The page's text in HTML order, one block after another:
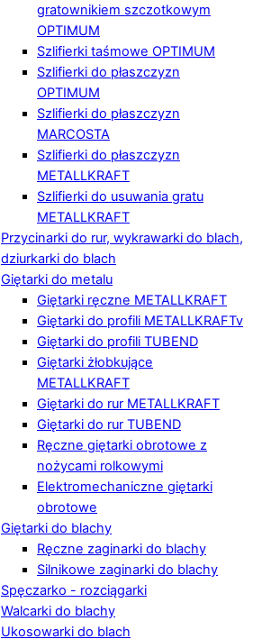
gratownikiem szczotkowym
OPTIMUM
Szlifierki taśmowe OPTIMUM
Szlifierki do płaszczyzn
OPTIMUM
Szlifierki do płaszczyzn
MARCOSTA
Szlifierki do płaszczyzn
METALLKRAFT
Szlifierki do usuwania gratu
METALLKRAFT
Przycinarki do rur, wykrawarki do blach,
dziurkarki do blach
Giętarki do metalu
Giętarki ręczne METALLKRAFT
Giętarki do profili METALLKRAFTv
Giętarki do profili TUBEND
Giętarki żłobkujące
METALLKRAFT
Giętarki do rur METALLKRAFT
Giętarki do rur TUBEND
Ręczne giętarki obrotowe z
nożycami rolkowymi
Elektromechaniczne giętarki
obrotowe
Giętarki do blachy
Ręczne zaginarki do blachy
Silnikowe zaginarki do blachy
Spęczarko - rozciągarki
Walcarki do blachy
Ukosowarki do blach